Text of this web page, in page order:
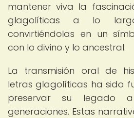
mantener viva la
glagolíticas a lo
convirtiéndolas en un
con lo divino y lo ancestral.
La transmisión oral de
letras glagolíticas ha sido
preservar su
generaciones. Estas